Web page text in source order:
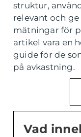
struktur,
relevant och
mätningar för
artikel vara en
guide för de
på avkastning.
Vad